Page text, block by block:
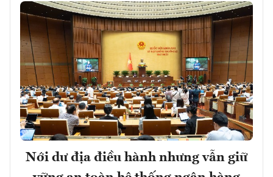
Nới dư địa điều hành nhưng vẫn giữ